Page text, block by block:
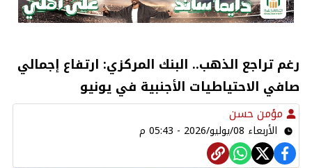
رغم تراجع الذهب.. البنك المركزي: ارتفاع إجمالي
صافي الاحتياطيات الأجنبية في يونيو
مؤمن حسن
الأربعاء 08/يوليو/2026 - 05:43 م